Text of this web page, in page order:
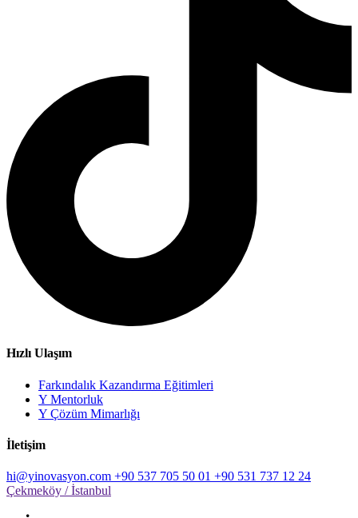
Hızlı Ulaşım
Farkındalık Kazandırma Eğitimleri
Y Mentorluk
Y Çözüm Mimarlığı
İletişim
hi@yinovasyon.com +90 537 705 50 01 +90 531 737 12 24
Çekmeköy / İstanbul